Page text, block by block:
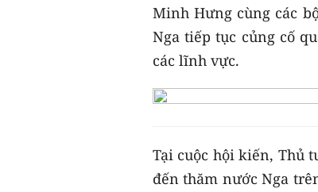
Minh Hưng cùng các
Nga tiếp tục củng cố
các lĩnh vực.
Tại cuộc hội kiến, Thủ
đến thăm nước Nga